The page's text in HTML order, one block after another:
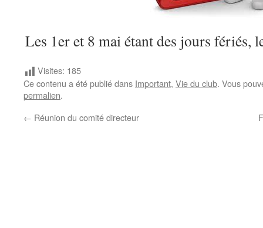
Les 1er et 8 mai étant des jours fériés,
Visites: 185
Ce contenu a été publié dans Important, Vie du club. Vous
permalien.
← Réunion du comité directeur